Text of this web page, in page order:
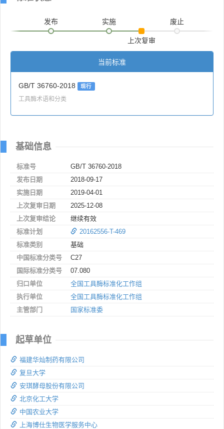
发布 实施
上次复审
废止
当前标准
GB/T 36760-2018 现行
工具酶术语和分类
基础信息
标准号
GB/T 36760-2018
发布日期
2018-09-17
实施日期
2019-04-01
上次复审日期
2025-12-08
上次复审结论
继续有效
标准计划
20162556-T-469
标准类别
基础
中国标准分类号
C27
国际标准分类号
07.080
归口单位
全国工具酶标准化工作组
执行单位
全国工具酶标准化工作组
主管部门
国家标准委
起草单位
福建华灿制药有限公司
复旦大学
安琪酵母股份有限公司
北京化工大学
中国农业大学
上海博仕生物医学服务中心